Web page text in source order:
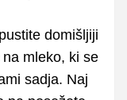
domišljiji
mleko, ki se
sadja. Naj